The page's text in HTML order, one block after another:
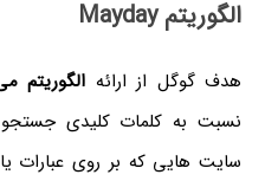
الگوریتم Mayday
هدف گوگل از ارائه الگوریتم
نسبت به کلمات کلیدی
سایت هایی که بر روی عبارات